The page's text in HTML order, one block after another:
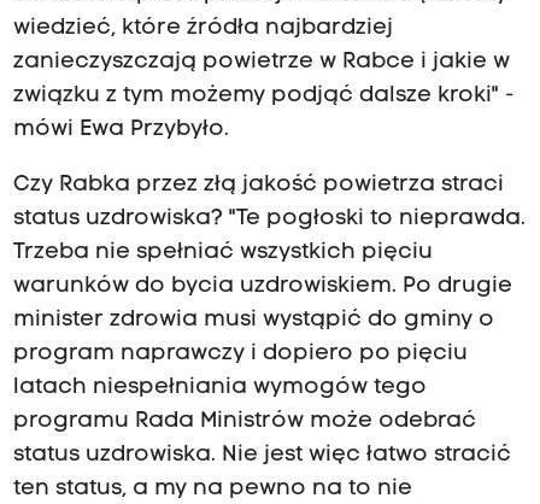
wiedzieć, które źródła najbardziej
zanieczyszczają powietrze w Rabce i jakie w
związku z tym możemy podjąć dalsze kroki" -
mówi Ewa Przybyło.
Czy Rabka przez złą jakość powietrza straci
status uzdrowiska? "Te pogłoski to nieprawda.
Trzeba nie spełniać wszystkich pięciu
warunków do bycia uzdrowiskiem. Po drugie
minister zdrowia musi wystąpić do gminy o
program naprawczy i dopiero po pięciu
latach niespełniania wymogów tego
programu Rada Ministrów może odebrać
status uzdrowiska. Nie jest więc łatwo stracić
ten status, a my na pewno na to nie